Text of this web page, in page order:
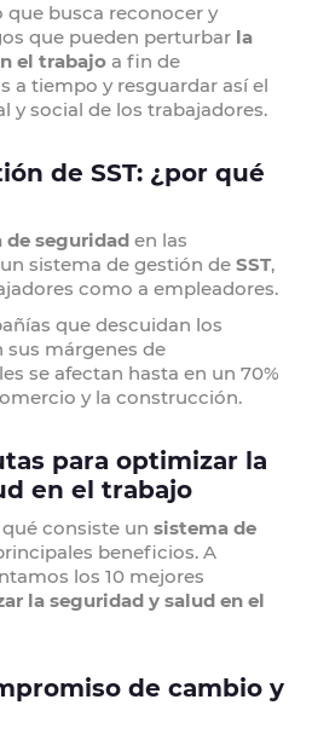
que busca reconocer y
que pueden perturbar la
el trabajo a fin de
a tiempo y resguardar así el
y social de los trabajadores.
de SST: ¿por qué
seguridad en las
sistema de gestión deSST,
como a empleadores.
que descuidan los
sus márgenes de
se afectan hasta en un 70%
y la construcción.
para optimizar la
en el trabajo
qué consiste unsistema de
beneficios. A
los 10 mejores
la seguridad y salud en el
de cambio y